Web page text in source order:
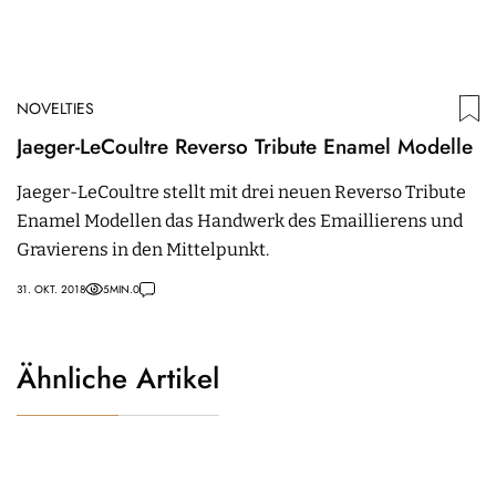
NOVELTIES
Jaeger-LeCoultre Reverso Tribute Enamel Modelle
Jaeger-LeCoultre stellt mit drei neuen Reverso Tribute
Enamel Modellen das Handwerk des Emaillierens und
Gravierens in den Mittelpunkt.
31. OKT. 2018 5MIN.0
Ähnliche Artikel